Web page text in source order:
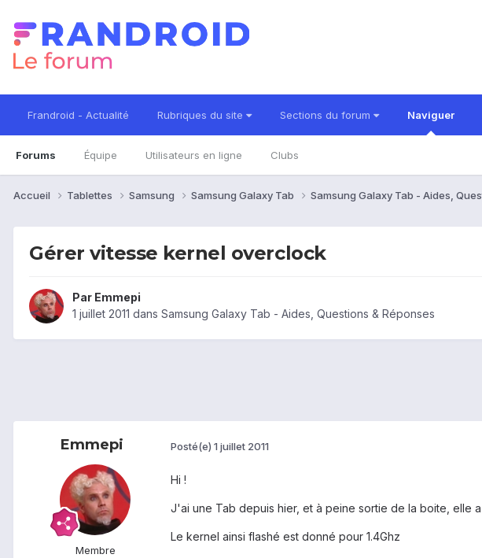
Frandroid - Actualité Rubriques du site Sections du forum Naviguer
Forums Équipe Utilisateurs en ligne Clubs
Accueil Tablettes Samsung Samsung Galaxy Tab Samsung Galaxy Tab - Aides,
Gérer vitesse kernel overclock
Par Emmepi
1 juillet 2011 dans Samsung Galaxy Tab - Aides, Questions & Réponses
Emmepi
Membre
Posté(e) 1 juillet 2011
Hi !
J'ai une Tab depuis hier, et à peine sortie de la boite, elle
Le kernel ainsi flashé est donné pour 1.4Ghz